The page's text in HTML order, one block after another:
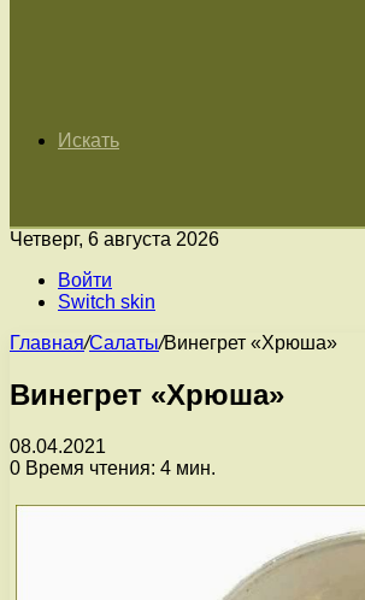
Искать
Четверг, 6 августа 2026
Войти
Switch skin
Главная/Салаты/Винегрет «Хрюша»
Винегрет «Хрюша»
08.04.2021
0 Время чтения: 4 мин.